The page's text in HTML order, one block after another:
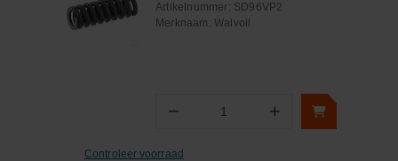
Artikelnummer: SD96VP2
Merknaam: Walvoil
− Aantal +
Controleer voorraad